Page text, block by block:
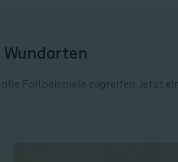
Wundarten
Fallbeispiele zugreifen. Jetzt